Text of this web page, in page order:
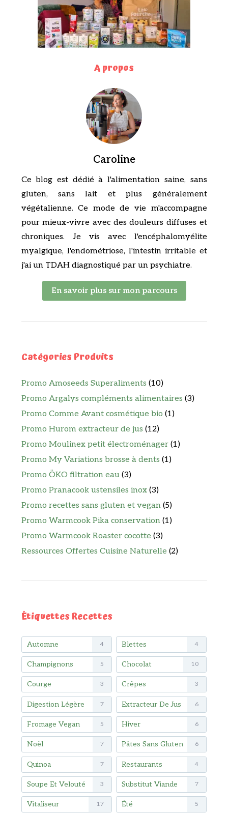
A propos
Caroline
Ce blog est dédié à l'alimentation saine, sans
gluten, sans lait et plus généralement
végétalienne. Ce mode de vie m'accompagne
pour mieux-vivre avec des douleurs diffuses et
chroniques. Je vis avec l'encéphalomyélite
myalgique, l'endométriose, l'intestin irritable et
j'ai un TDAH diagnostiqué par un psychiatre.
En savoir plus sur mon parcours
Catégories Produits
Promo Amoseeds Superaliments (10)
Promo Argalys compléments alimentaires (3)
Promo Comme Avant cosmétique bio (1)
Promo Hurom extracteur de jus (12)
Promo Moulinex petit électroménager (1)
Promo My Variations brosse à dents (1)
Promo ÖKO filtration eau (3)
Promo Pranacook ustensiles inox (3)
Promo recettes sans gluten et vegan (5)
Promo Warmcook Pika conservation (1)
Promo Warmcook Roaster cocotte (3)
Ressources Offertes Cuisine Naturelle (2)
Étiquettes Recettes
Automne 4 Blettes 4
Champignons 5 Chocolat 10
Courge 3 Crêpes 3
Digestion Légère 7 Extracteur De Jus 6
Fromage Vegan 5 Hiver 6
Noël 7 Pâtes Sans Gluten 6
Quinoa 7 Restaurants 4
Soupe Et Velouté 3 Substitut Viande 7
Vitaliseur 17 Été 5